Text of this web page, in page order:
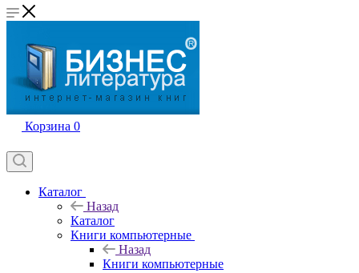
Корзина 0
Каталог
Назад
Каталог
Книги компьютерные
Назад
Книги компьютерные